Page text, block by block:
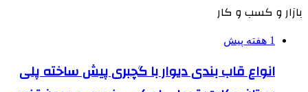
بازار و کسب و کار
1 هفته پیش
انواع قاب بندی دیوار با گچبری پیش ساخته پلی